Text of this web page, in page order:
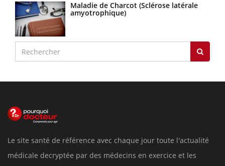
Maladie de Charcot (Sclérose latérale
amyotrophique)
Le site santé de référence avec chaque jour toute l'actualité
médicale decryptée par des médecins en exercice et les